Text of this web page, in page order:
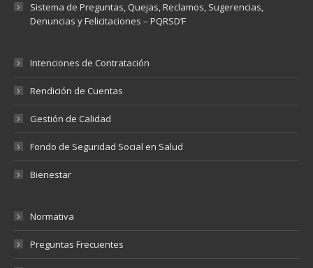
Sistema de Preguntas, Quejas, Reclamos, Sugerencias,
Denuncias y Felicitaciones – PQRSD’F
Intenciones de Contratación
Rendición de Cuentas
Gestión de Calidad
Fondo de Seguridad Social en Salud
Bienestar
Normativa
Preguntas Frecuentes